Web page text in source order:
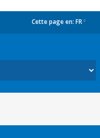
Cette page en: FR